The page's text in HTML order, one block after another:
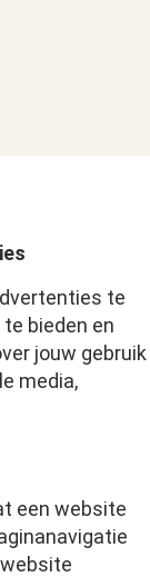
te
bieden en
jouw gebruik
media,
een website